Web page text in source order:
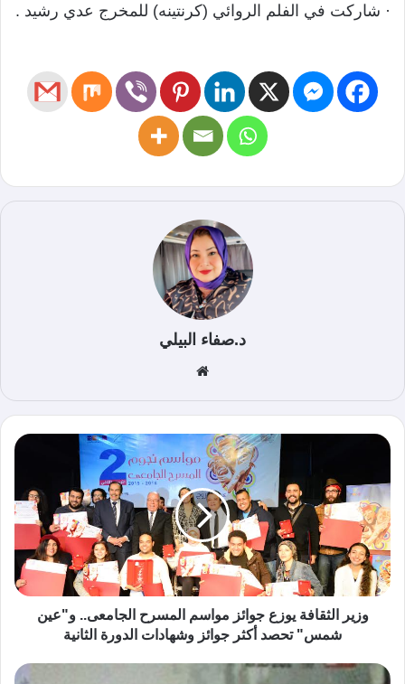
· شاركت في الفلم الروائي (كرنتينه) للمخرج عدي رشيد .
د.صفاء البيلي
الوي
ب
وزير الثقافة يوزع جوائز مواسم المسرح الجامعى.. و"عين
شمس" تحصد أكثر جوائز وشهادات الدورة الثانية